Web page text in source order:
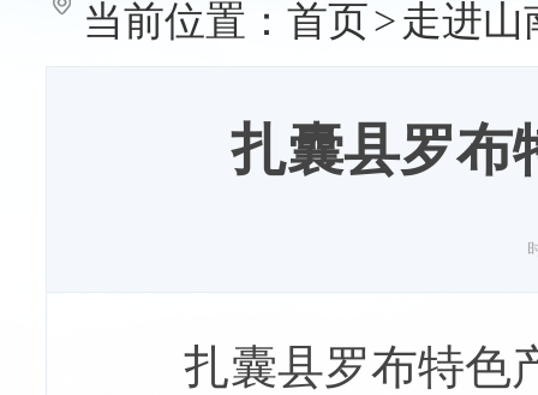
当前位置： 首页>走进山
扎囊县罗布
扎囊县罗布特色